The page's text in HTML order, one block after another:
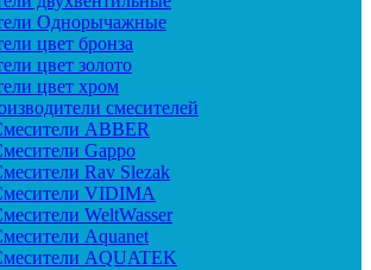
Однорычажные
цвет бронза
цвет золото
цвет хром
смесителей
ABBER
Gappo
Rav Slezak
VIDIMA
WeltWasser
Aquanet
AQUATEK